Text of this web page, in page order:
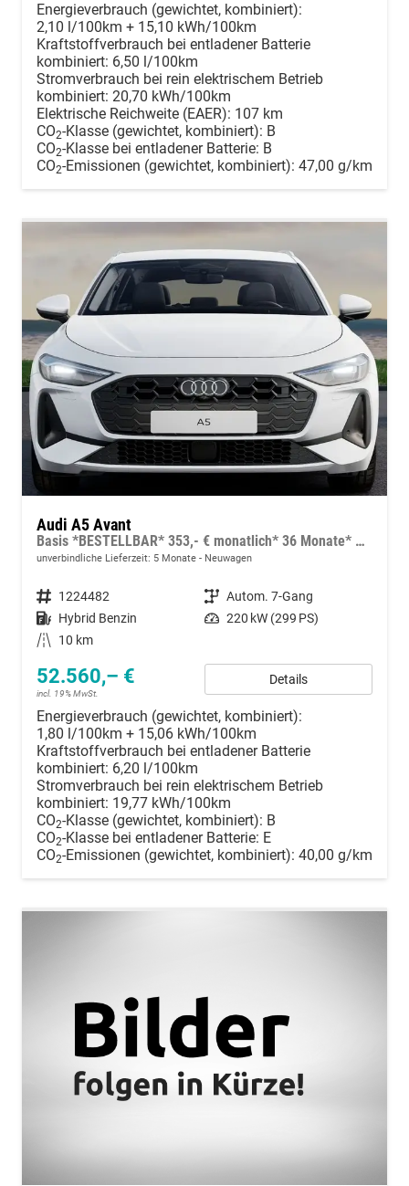
Energieverbrauch (gewichtet, kombiniert):
2,10 l/100km + 15,10 kWh/100km
Kraftstoffverbrauch bei entladener Batterie
kombiniert: 6,50 l/100km
Stromverbrauch bei rein elektrischem Betrieb
kombiniert: 20,70 kWh/100km
Elektrische Reichweite (EAER): 107 km
CO2-Klasse (gewichtet, kombiniert): B
CO2-Klasse bei entladener Batterie: B
CO2-Emissionen (gewichtet, kombiniert): 47,00 g/km
Audi A5 Avant
Basis *BESTELLBAR* 353,- € monatlich* 36 Monate* Ohne Kilometerbegrenzung*
unverbindliche Lieferzeit: 5 Monate Neuwagen
Fahrzeugnummer 1224482 Getriebe Autom. 7-Gang
Kraftstoff Hybrid Benzin Leistung 220 kW (299 PS)
Kilometerstand
10 km
52.560,– €
incl. 19% MwSt.
Details
Energieverbrauch (gewichtet, kombiniert):
1,80 l/100km + 15,06 kWh/100km
Kraftstoffverbrauch bei entladener Batterie
kombiniert: 6,20 l/100km
Stromverbrauch bei rein elektrischem Betrieb
kombiniert: 19,77 kWh/100km
CO2-Klasse (gewichtet, kombiniert): B
CO2-Klasse bei entladener Batterie: E
CO2-Emissionen (gewichtet, kombiniert): 40,00 g/km